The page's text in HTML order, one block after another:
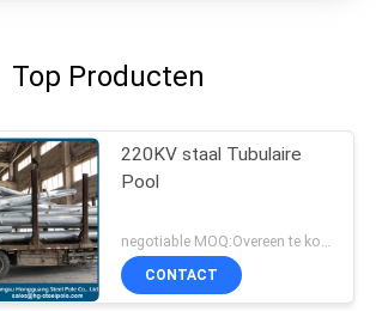
Top Producten
220KV staal Tubulaire
Pool
negotiable MOQ:Overeen te komen
CONTACT